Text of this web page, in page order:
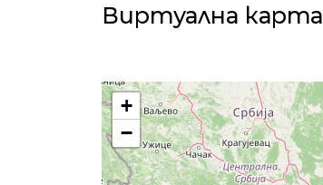
Виртуална карта
+
−